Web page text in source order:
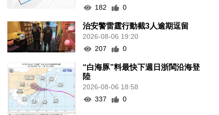
182
0
治安警雷霆行動截3人逾期逗留
2026-08-06 19:20
207
0
“白海豚”料最快下週日浙閩沿海登
陸
2026-08-06 18:58
337
0